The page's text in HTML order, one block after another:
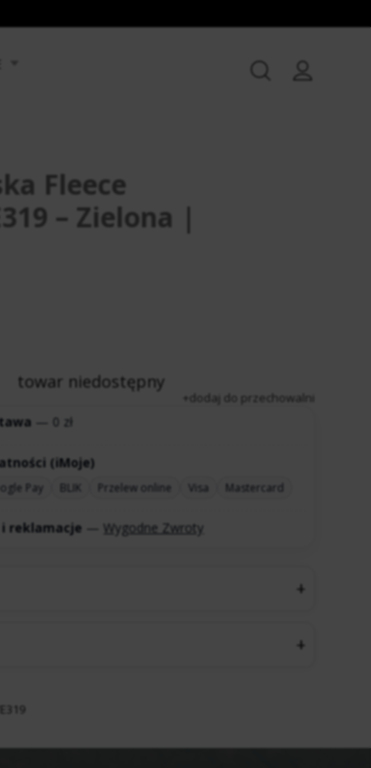
Fleece
– Zielona |
towar niedostępny
dodaj do przechowalni
— 0 zł
(iMoje)
Pay BLIK Przelew online Visa Mastercard
reklamacje Wygodne Zwroty